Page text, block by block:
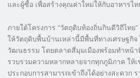
และผู้ซื้อ เพื่อสร้างคุณค่าใหม่ให้กับอาหารไท
ภายใต้โครงการ “วัตถุดิบท้องถิ่นกินดีวิถีไทย
ให้วัตถุดิบพื้นบ้านเหล่านี้มีพื้นที่ทางเศรษฐกิจ
วัฒนธรรม โดยตลาดสี่มุมเมืองพร้อมทำหน้
รวบรวมความหลากหลายจากทุกภูมิภาค ให้
ประกอบการสามารถเข้าถึงได้อย่างสะดวก